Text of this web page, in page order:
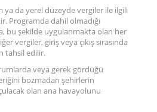
ya da yerel düzeyde vergiler ile ilgili
Programda dahil olmadığı
bu şekilde uygulanmakta olan her
vergiler, giriş veya çıkış sırasında
tahsil edilir.
veya gerek gördüğü
bozmadan şehirlerin
olan ana havayolunu